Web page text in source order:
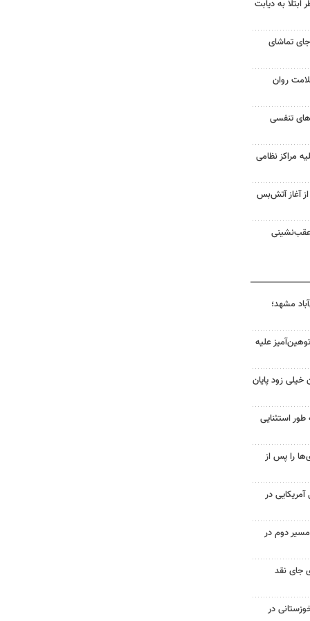
به دیابت
تماشای
روان
تنفسی
مراکز نظامی
غزه از آغاز آتش‌بس
عقب‌نشینی
مشهد؛
علیه
خیلی زود پایان
طور استثنایی
را پس از
۷۰۰ نظامی آمریکایی در
دوم در
جای نقد
در